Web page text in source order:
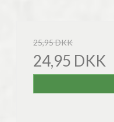
25,95 DKK
24,95 DKK